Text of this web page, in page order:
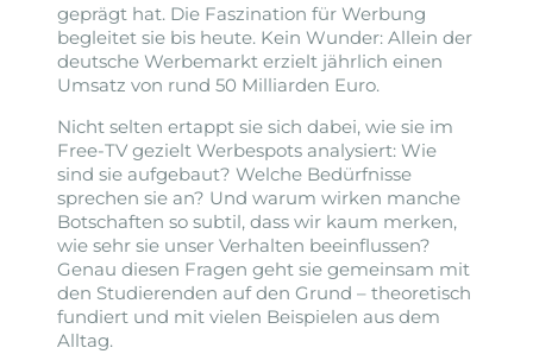
geprägt hat. Die Faszination für Werbung
begleitet sie bis heute. Kein Wunder: Allein der
deutsche Werbemarkt erzielt jährlich einen
Umsatz von rund 50 Milliarden Euro.
Nicht selten ertappt sie sich dabei, wie sie im
Free-TV gezielt Werbespots analysiert: Wie
sind sie aufgebaut? Welche Bedürfnisse
sprechen sie an? Und warum wirken manche
Botschaften so subtil, dass wir kaum merken,
wie sehr sie unser Verhalten beeinflussen?
Genau diesen Fragen geht sie gemeinsam mit
den Studierenden auf den Grund – theoretisch
fundiert und mit vielen Beispielen aus dem
Alltag.